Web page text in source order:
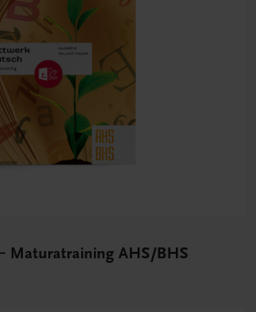
Maturatraining AHS/BHS